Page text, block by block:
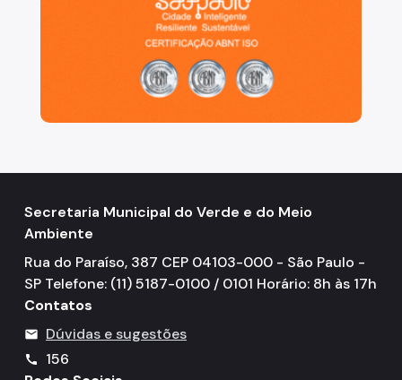
Secretaria Municipal do Verde e do Meio
Ambiente
Rua do Paraíso, 387 CEP 04103-000 - São Paulo -
SP Telefone: (11) 5187-0100 / 0101 Horário: 8h às 17h
Contatos
mail Dúvidas e sugestões
call
156